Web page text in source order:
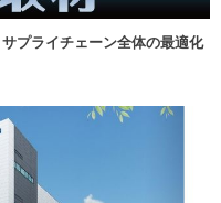
プライチェーン全体の最適化